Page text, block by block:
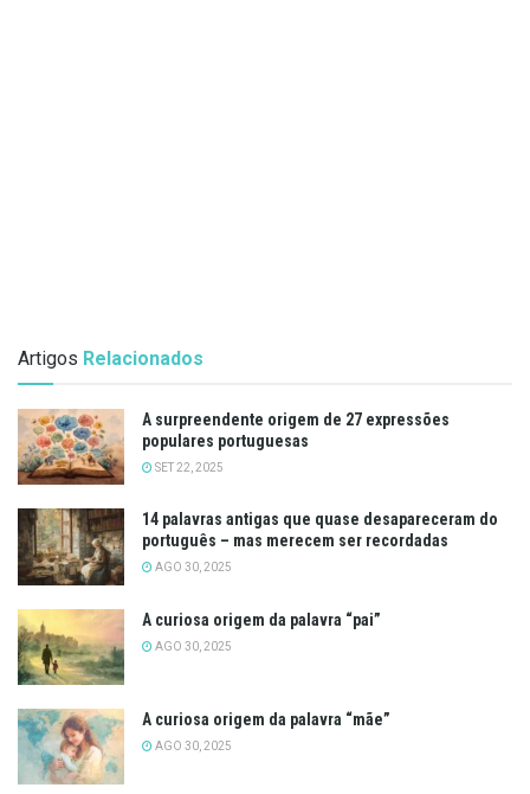
Artigos Relacionados
A surpreendente origem de 27 expressões
populares portuguesas
SET 22, 2025
14 palavras antigas que quase desapareceram do
português – mas merecem ser recordadas
AGO 30, 2025
A curiosa origem da palavra “pai”
AGO 30, 2025
A curiosa origem da palavra “mãe”
AGO 30, 2025